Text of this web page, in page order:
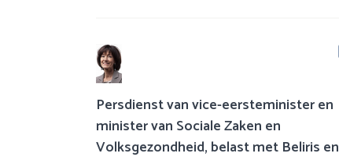
Persdienst van vice-eersteminister en
minister van Sociale Zaken en
Volksgezondheid, belast met Beliris en